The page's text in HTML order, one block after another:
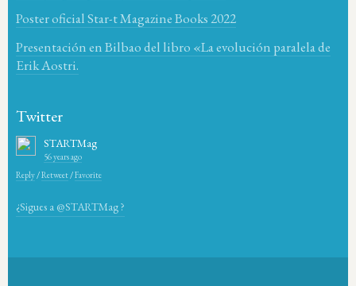
Poster oficial Star-t Magazine Books 2022
Presentación en Bilbao del libro «La evolución paralela de
Erik Aostri.
Twitter
STARTMag
56 years ago
Reply /Retweet /Favorite
¿Sigues a @STARTMag ?